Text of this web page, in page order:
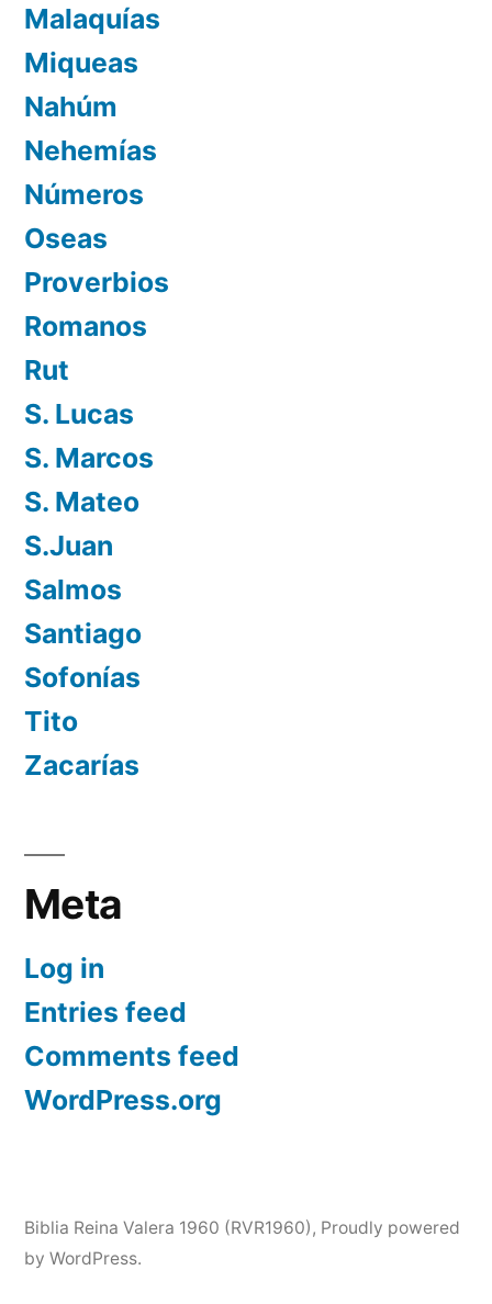
Malaquías
Miqueas
Nahúm
Nehemías
Números
Oseas
Proverbios
Romanos
Rut
S. Lucas
S. Marcos
S. Mateo
S.Juan
Salmos
Santiago
Sofonías
Tito
Zacarías
Meta
Log in
Entries feed
Comments feed
WordPress.org
Biblia Reina Valera 1960 (RVR1960) , Proudly powered
by WordPress.